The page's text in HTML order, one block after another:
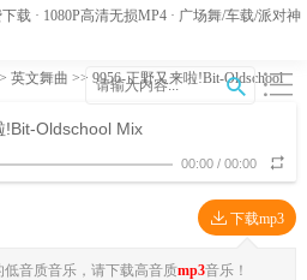
英文舞曲 >> 9956-正野又来啦!Bit-Oldschool
!Bit-Oldschool Mix
00:00 /00:00
下载mp3
音质音乐，请下载高音质mp3音乐！